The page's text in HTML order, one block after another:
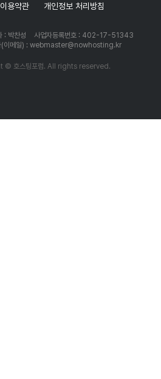
용약관 개인정보 처리방침
: 박찬성
사업자등록번호 : 402-17-51343
(이메일) : webmaster@nowhosting.kr
© 호스팅포럼. All rights reserved.